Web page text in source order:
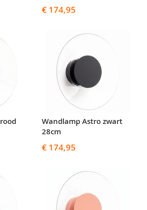
€ 174,95
Wandlamp Astro zwart
28cm
€ 174,95